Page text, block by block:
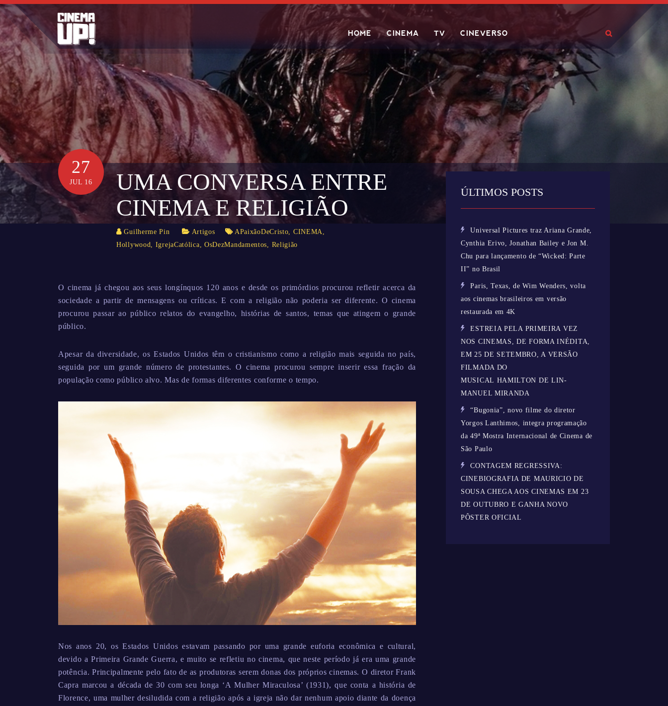
Skip
to
content
HOME CINEMA TV CINEVERSO
Search
27
JUL 16
UMA CONVERSA ENTRE
CINEMA E RELIGIÃO
Guilherme Pin Artigos APaixãoDeCristo, CINEMA,
Hollywood, IgrejaCatólica, OsDezMandamentos, Religião
O cinema já chegou aos seus longínquos 120 anos e desde os primórdios procurou refletir acerca da
sociedade a partir de mensagens ou críticas. E com a religião não poderia ser diferente. O cinema
procurou passar ao público relatos do evangelho, histórias de santos, temas que atingem o grande
público.
Apesar da diversidade, os Estados Unidos têm o cristianismo como a religião mais seguida no país,
seguida por um grande número de protestantes. O cinema procurou sempre inserir essa fração da
população como público alvo. Mas de formas diferentes conforme o tempo.
Nos anos 20, os Estados Unidos estavam passando por uma grande euforia econômica e cultural,
devido a Primeira Grande Guerra, e muito se refletiu no cinema, que neste período já era uma grande
potência. Principalmente pelo fato de as produtoras serem donas dos próprios cinemas. O diretor Frank
Capra marcou a década de 30 com seu longa ‘A Mulher Miraculosa’ (1931), que conta a história de
Florence, uma mulher desiludida com a religião após a igreja não dar nenhum apoio diante da doença
ÚLTIMOS POSTS
Universal Pictures traz Ariana Grande,
Cynthia Erivo, Jonathan Bailey e Jon M.
Chu para lançamento de “Wicked: Parte
II” no Brasil
Paris, Texas, de Wim Wenders, volta
aos cinemas brasileiros em versão
restaurada em 4K
ESTREIA PELA PRIMEIRA VEZ
NOS CINEMAS, DE FORMA INÉDITA,
EM 25 DE SETEMBRO, A VERSÃO
FILMADA DO
MUSICAL HAMILTON DE LIN-
MANUEL MIRANDA
“Bugonia”, novo filme do diretor
Yorgos Lanthimos, integra programação
da 49ª Mostra Internacional de Cinema de
São Paulo
CONTAGEM REGRESSIVA:
CINEBIOGRAFIA DE MAURICIO DE
SOUSA CHEGA AOS CINEMAS EM 23
DE OUTUBRO E GANHA NOVO
PÔSTER OFICIAL